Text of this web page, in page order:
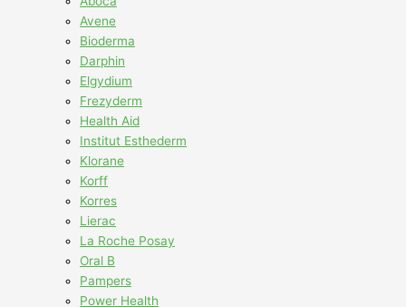
Avene
Bioderma
Darphin
Elgydium
Frezyderm
Health Aid
Institut Esthederm
Klorane
Korff
Korres
Lierac
La Roche Posay
Oral B
Pampers
Power Health